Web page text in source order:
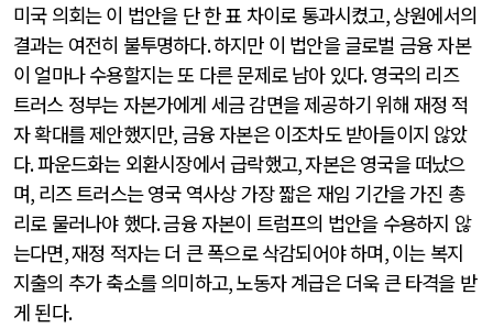
미국 의회는 이 법안을 단 한 표 차이로 통과시켰고,상원에서의
결과는 여전히 불투명하다.하지만 이 법안을 글로벌 금융 자본
이 얼마나 수용할지는 또 다른 문제로 남아 있다.영국의 리즈
트러스 정부는 자본가에게 세금 감면을 제공하기 위해 재정 적
자 확대를 제안했지만,금융 자본은 이조차도 받아들이지 않았
다.파운드화는 외환시장에서 급락했고,자본은 영국을 떠났으
며, 리즈 트러스는 영국 역사상 가장 짧은 재임 기간을 가진 총
리로 물러나야 했다.금융 자본이 트럼프의 법안을 수용하지 않
는다면,재정 적자는 더 큰 폭으로 삭감되어야 하며,이는 복지
지출의 추가 축소를 의미하고,노동자 계급은 더욱 큰 타격을 받
게 된다.